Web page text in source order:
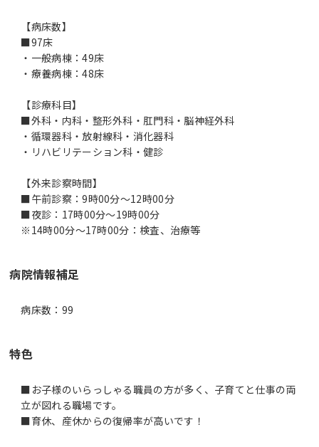
【病床数】
■97床
・一般病棟：49床
・療養病棟：48床
【診療科目】
■外科・内科・整形外科・肛門科・脳神経外科
・循環器科・放射線科・消化器科
・リハビリテーション科・健診
【外来診察時間】
■午前診察：9時00分～12時00分
■夜診：17時00分～19時00分
病院情報補足
病床数：99
特色
■お子様のいらっしゃる職員の方が多く、子育てと仕事の両
立が図れる職場です。
■育休、産休からの復帰率が高いです！